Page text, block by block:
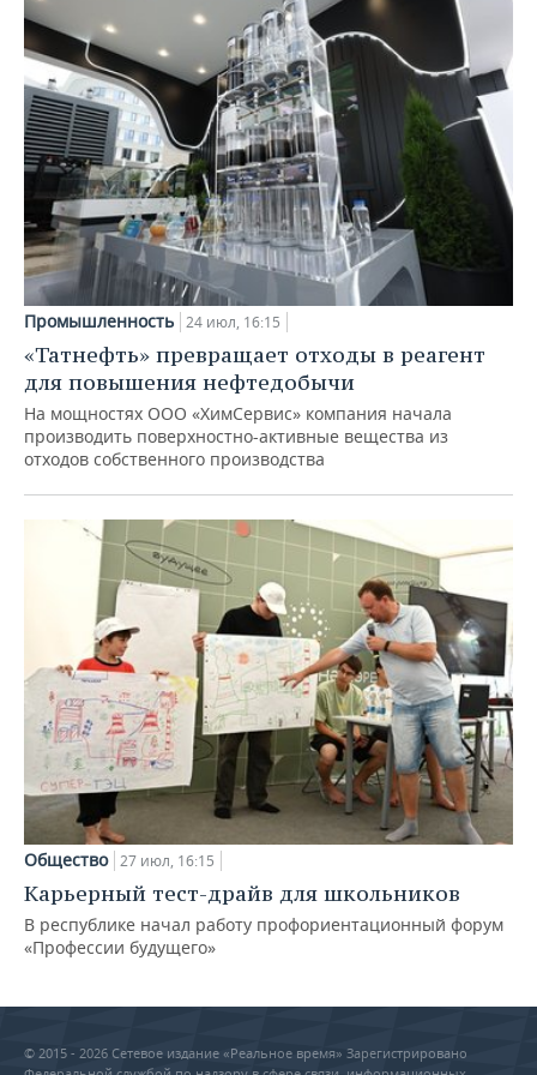
Промышленность 24 июл, 16:15
«Татнефть» превращает отходы в реагент
для повышения нефтедобычи
На мощностях ООО «ХимСервис» компания начала
производить поверхностно-активные вещества из
отходов собственного производства
Общество 27 июл, 16:15
Карьерный тест-драйв для школьников
В республике начал работу профориентационный форум
«Профессии будущего»
© 2015 - 2026 Сетевое издание «Реальное время» Зарегистрировано